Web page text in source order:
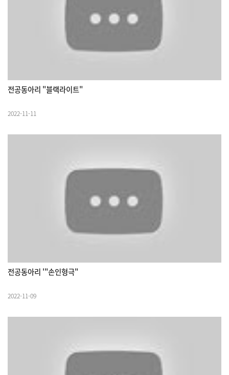
전공동아리 "블랙라이트"
2022-11-11
전공동아리 '"손인형극"
2022-11-09